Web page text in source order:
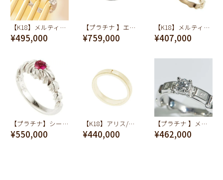
【K18】メルティーチョコレートダイヤモンド リング【オーダージュエリー】【受注予約】
¥495,000
【プラチナ 】エヴァ―ラスティングティース リング【オーダージュエリー】【受注予約】
¥759,000
【K18】メルティーハニーダイヤモンド リング【オーダージュエリー】【受注予約】
¥407,000
【プラチナ】シークレットシュガー&ホイップ ルビー リング【オーダージュエリー】【受注予約】
¥550,000
【K18】アリス/キーホールリング【オーダージュエリー】【ディズニー アクセサリー】【ふしぎの国のアリス】【受注予約】
¥440,000
【プラチナ 】メルティーチョコレートダイヤモンド リング【オーダージュエリー】【受注予約】
¥462,000